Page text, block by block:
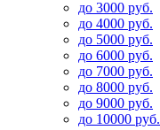
до 3000 руб.
до 4000 руб.
до 5000 руб.
до 6000 руб.
до 7000 руб.
до 8000 руб.
до 9000 руб.
до 10000 руб.